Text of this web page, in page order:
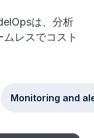
は、分析
レスでコスト
Monitoring and